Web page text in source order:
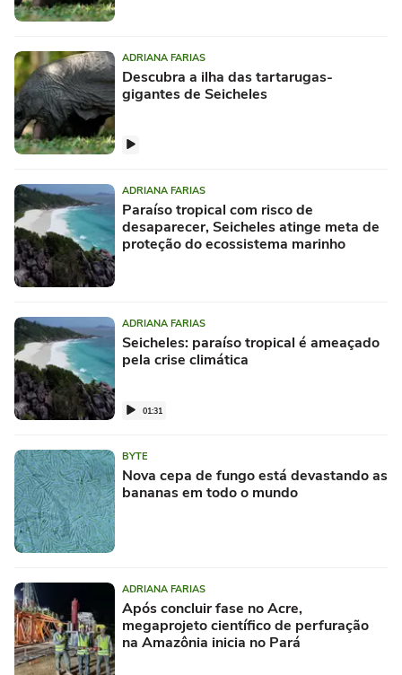
ADRIANA FARIAS
Descubra a ilha das tartarugas-
gigantes de Seicheles
ADRIANA FARIAS
Paraíso tropical com risco de
desaparecer, Seicheles atinge meta de
proteção do ecossistema marinho
ADRIANA FARIAS
Seicheles: paraíso tropical é ameaçado
pela crise climática
01:31
BYTE
Nova cepa de fungo está devastando as
bananas em todo o mundo
ADRIANA FARIAS
Após concluir fase no Acre,
megaprojeto científico de perfuração
na Amazônia inicia no Pará